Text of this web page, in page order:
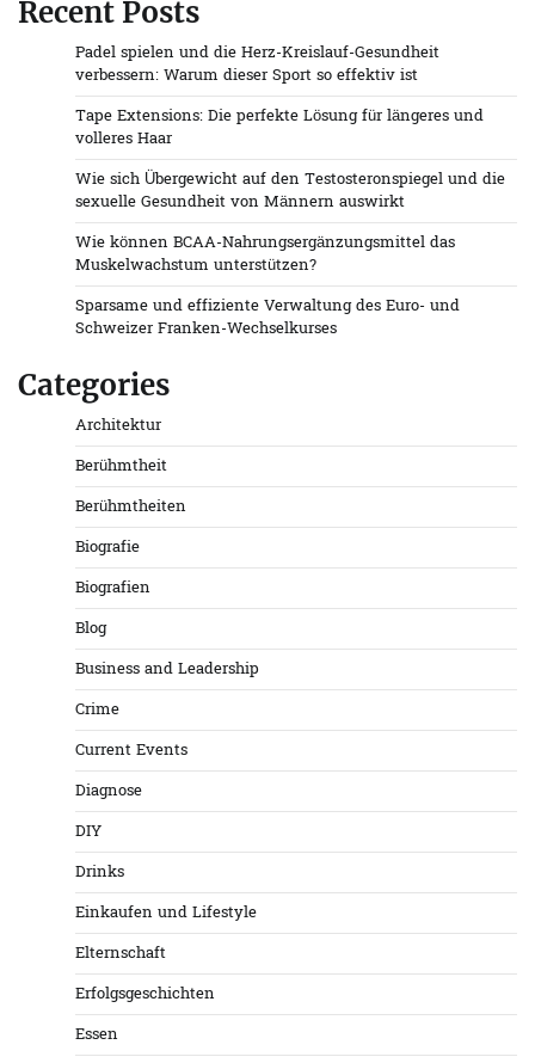
Recent Posts
Padel spielen und die Herz-Kreislauf-Gesundheit
verbessern: Warum dieser Sport so effektiv ist
Tape Extensions: Die perfekte Lösung für längeres und
volleres Haar
Wie sich Übergewicht auf den Testosteronspiegel und die
sexuelle Gesundheit von Männern auswirkt
Wie können BCAA-Nahrungsergänzungsmittel das
Muskelwachstum unterstützen?
Sparsame und effiziente Verwaltung des Euro- und
Schweizer Franken-Wechselkurses
Categories
Architektur
Berühmtheit
Berühmtheiten
Biografie
Biografien
Blog
Business and Leadership
Crime
Current Events
Diagnose
DIY
Drinks
Einkaufen und Lifestyle
Elternschaft
Erfolgsgeschichten
Essen